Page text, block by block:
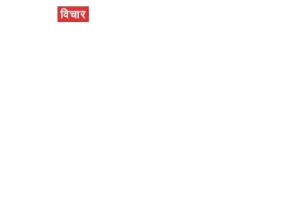
विचार